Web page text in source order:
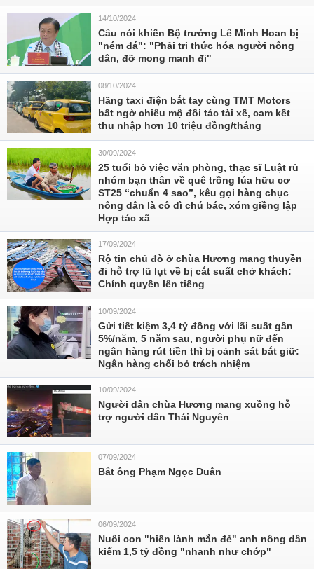
14/10/2024
Câu nói khiến Bộ trưởng Lê Minh Hoan bị
"ném đá": "Phải tri thức hóa người nông
dân, đỡ mong manh đi"
08/10/2024
Hãng taxi điện bắt tay cùng TMT Motors
bất ngờ chiêu mộ đối tác tài xế, cam kết
thu nhập hơn 10 triệu đồng/tháng
30/09/2024
25 tuổi bỏ việc văn phòng, thạc sĩ Luật rủ
nhóm bạn thân về quê trồng lúa hữu cơ
ST25 “chuẩn 4 sao”, kêu gọi hàng chục
nông dân là cô dì chú bác, xóm giềng lập
Hợp tác xã
17/09/2024
Rộ tin chủ đò ở chùa Hương mang thuyền
đi hỗ trợ lũ lụt về bị cắt suất chở khách:
Chính quyền lên tiếng
10/09/2024
Gửi tiết kiệm 3,4 tỷ đồng với lãi suất gần
5%/năm, 5 năm sau, người phụ nữ đến
ngân hàng rút tiền thì bị cảnh sát bắt giữ:
Ngân hàng chối bỏ trách nhiệm
10/09/2024
Người dân chùa Hương mang xuồng hỗ
trợ người dân Thái Nguyên
07/09/2024
Bắt ông Phạm Ngọc Duân
06/09/2024
Nuôi con "hiền lành mắn đẻ" anh nông dân
kiếm 1,5 tỷ đồng "nhanh như chớp"